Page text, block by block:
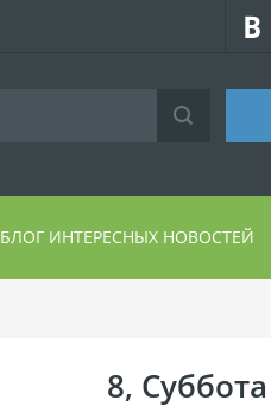
БЛОГ ИНТЕРЕСНЫХ НОВОСТЕЙ
8, Суббота